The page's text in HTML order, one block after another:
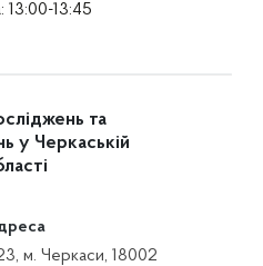
13:00-13:45
та
у Черкаській
м. Черкаси, 18002